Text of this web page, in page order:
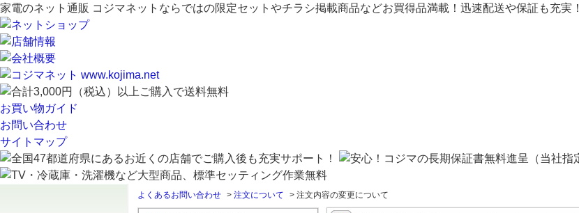
家電のネット通販 コジマネットならではの限定セットやチラシ掲載商品などお買得品満載！迅速配送や保証も充実！
お買い物ガイド
お問い合わせ
サイトマップ
よくあるお問い合わせ > 注文について > 注文内容の変更について